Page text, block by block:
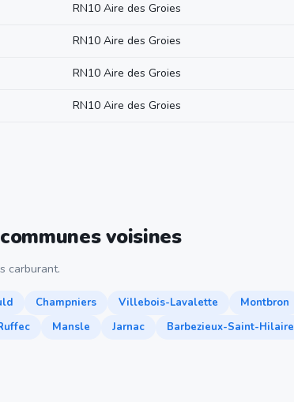
RN10 Aire des Groies
RN10 Aire des Groies
RN10 Aire des Groies
RN10 Aire des Groies
voisines
carburant.
Champniers Villebois-Lavalette Montbron
Mansle Jarnac Barbezieux-Saint-Hilaire